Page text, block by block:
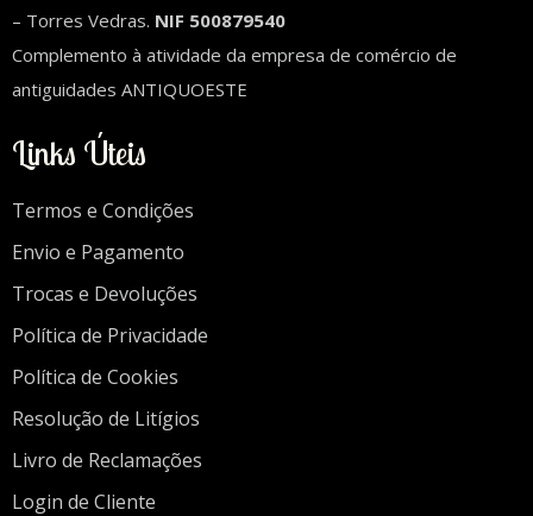
– Torres Vedras. NIF 500879540
Complemento à atividade da empresa de comércio de
antiguidades ANTIQUOESTE
Links Úteis
Termos e Condições
Envio e Pagamento
Trocas e Devoluções
Política de Privacidade
Política de Cookies
Resolução de Litígios
Livro de Reclamações
Login de Cliente